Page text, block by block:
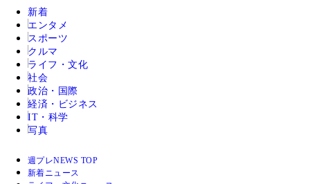
新着
エンタメ
スポーツ
クルマ
ライフ・文化
社会
政治・国際
経済・ビジネス
IT・科学
写真
週プレNEWS TOP
新着ニュース